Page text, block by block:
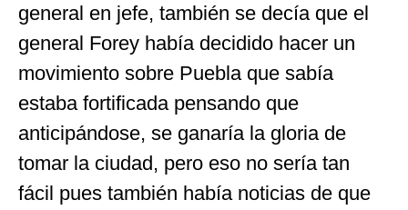
general en jefe, también se decía que el
general Forey había decidido hacer un
movimiento sobre Puebla que sabía
estaba fortificada pensando que
anticipándose, se ganaría la gloria de
tomar la ciudad, pero eso no sería tan
fácil pues también había noticias de que